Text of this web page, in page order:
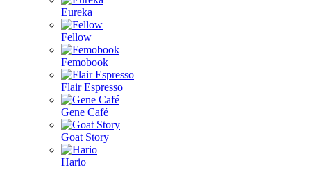
Eureka
Fellow
Femobook
Flair Espresso
Gene Café
Goat Story
Hario